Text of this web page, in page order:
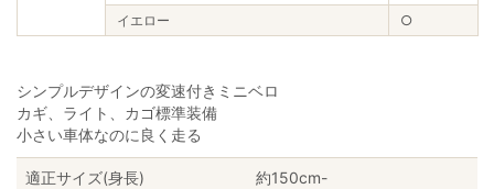
イエロー
○
シンプルデザインの変速付きミニベロ
カギ、ライト、カゴ標準装備
小さい車体なのに良く走る
適正サイズ(身長) 約150cm-